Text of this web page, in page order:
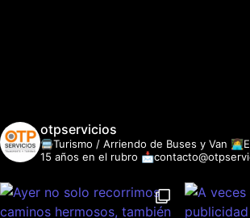
otpservicios
🚍Turismo / Arriendo de Buses y Van
15 años en el rubro